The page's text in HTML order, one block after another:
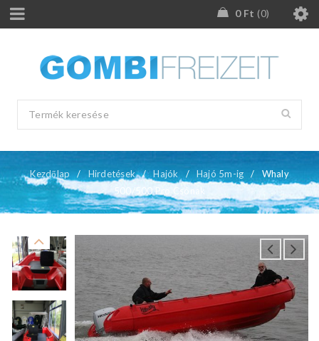
0 Ft 0
Kezdőlap / Hirdetések / Hajók / Hajó 5m-ig /
Whaly
500/500 Pro Csónak